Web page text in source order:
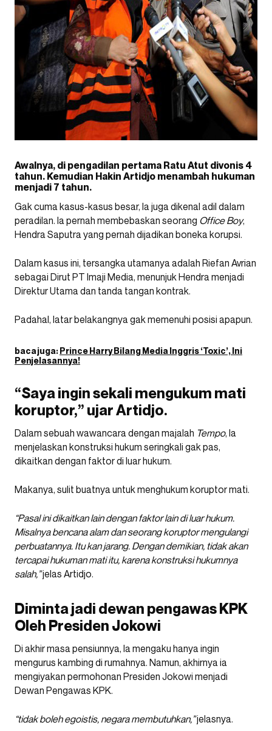
Awalnya, di pengadilan pertama Ratu Atut divonis 4
tahun. Kemudian Hakin Artidjo menambah hukuman
menjadi 7 tahun.
Gak cuma kasus-kasus besar, Ia juga dikenal adil dalam
peradilan. Ia pernah membebaskan seorang Office Boy,
Hendra Saputra yang pernah dijadikan boneka korupsi.
Dalam kasus ini, tersangka utamanya adalah Riefan Avrian
sebagai Dirut PT Imaji Media, menunjuk Hendra menjadi
Direktur Utama dan tanda tangan kontrak.
Padahal, latar belakangnya gak memenuhi posisi apapun.
baca juga:Prince Harry Bilang Media Inggris ‘Toxic’, Ini
Penjelasannya!
“Saya ingin sekali mengukum mati
koruptor,” ujar Artidjo.
Dalam sebuah wawancara dengan majalah Tempo, Ia
menjelaskan konstruksi hukum seringkali gak pas,
dikaitkan dengan faktor di luar hukum.
Makanya, sulit buatnya untuk menghukum koruptor mati.
“Pasal ini dikaitkan lain dengan faktor lain di luar hukum.
Misalnya bencana alam dan seorang koruptor mengulangi
perbuatannya. Itu kan jarang. Dengan demikian, tidak akan
tercapai hukuman mati itu, karena konstruksi hukumnya
salah,”jelas Artidjo.
Diminta jadi dewan pengawas KPK
Oleh Presiden Jokowi
Di akhir masa pensiunnya, Ia mengaku hanya ingin
mengurus kambing di rumahnya. Namun, akhirnya ia
mengiyakan permohonan Presiden Jokowi menjadi
Dewan Pengawas KPK.
“tidak boleh egoistis, negara membutuhkan,”jelasnya.